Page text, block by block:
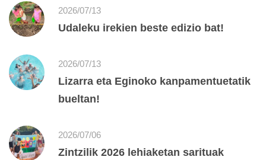
2026/07/13
Udaleku irekien beste edizio bat!
2026/07/13
Lizarra eta Eginoko kanpamentuetatik
bueltan!
2026/07/06
Zintzilik 2026 lehiaketan sarituak